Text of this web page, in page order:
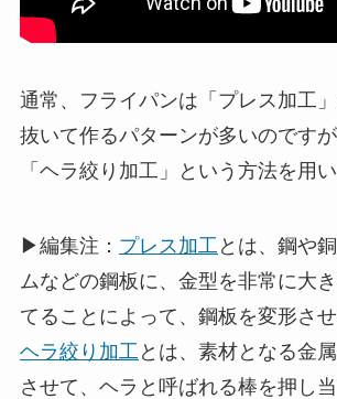
通常、フライパンは「プレス加工
抜いて作るパターンが多いのです
「ヘラ絞り加工」という方法を用
▶編集注： プレス加工 とは、鋼や
ムなどの鋼板に、金型を非常に大
てることによって、鋼板を変形させ
ヘラ絞り加工 とは、素材となる金
させて、ヘラと呼ばれる棒を押し